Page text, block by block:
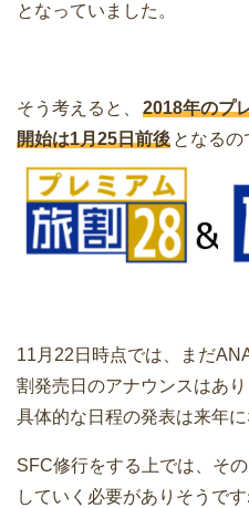
となっていました。
そう考えると、
2018年のプ
開始は1月25日前後 となる
11月22日時点では、まだ
割発売日のアナウンスはあり
具体的な日程の発表は来年
SFC修行をする上では、そ
していく必要がありそうです